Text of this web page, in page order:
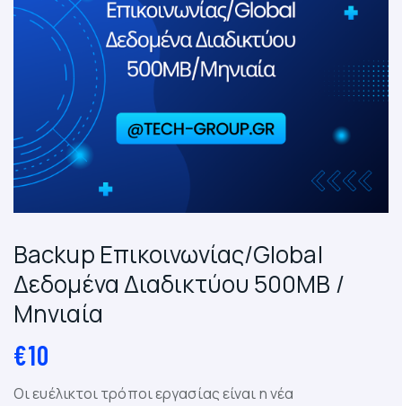
Backup Επικοινωνίας/Global
Δεδομένα Διαδικτύου 500MB /
Μηνιαία
€10
Οι ευέλικτοι τρόποι εργασίας είναι η νέα